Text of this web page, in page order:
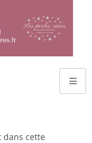
dans cette